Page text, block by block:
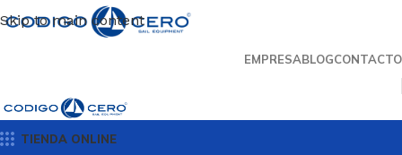
Skip to main content
EMPRESABLOGCONTACTO
TIENDA ONLINE